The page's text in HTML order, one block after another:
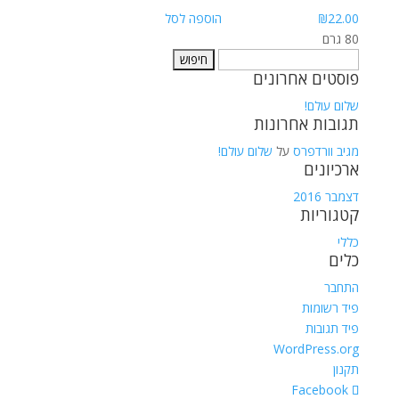
₪22.00
הוספה לסל
80 גרם
פוסטים אחרונים
שלום עולם!
תגובות אחרונות
מגיב וורדפרסעל שלום עולם!
ארכיונים
דצמבר 2016
קטגוריות
כללי
כלים
התחבר
פיד רשומות
פיד תגובות
WordPress.org
תקנון